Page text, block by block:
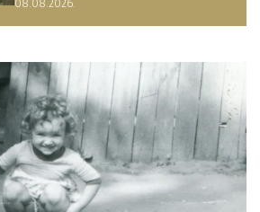
08.08.2026.